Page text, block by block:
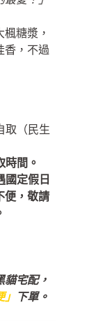
糖漿，
香，不過
取（民生
時間。
國定假日
便，敬請
貓宅配，
下單。